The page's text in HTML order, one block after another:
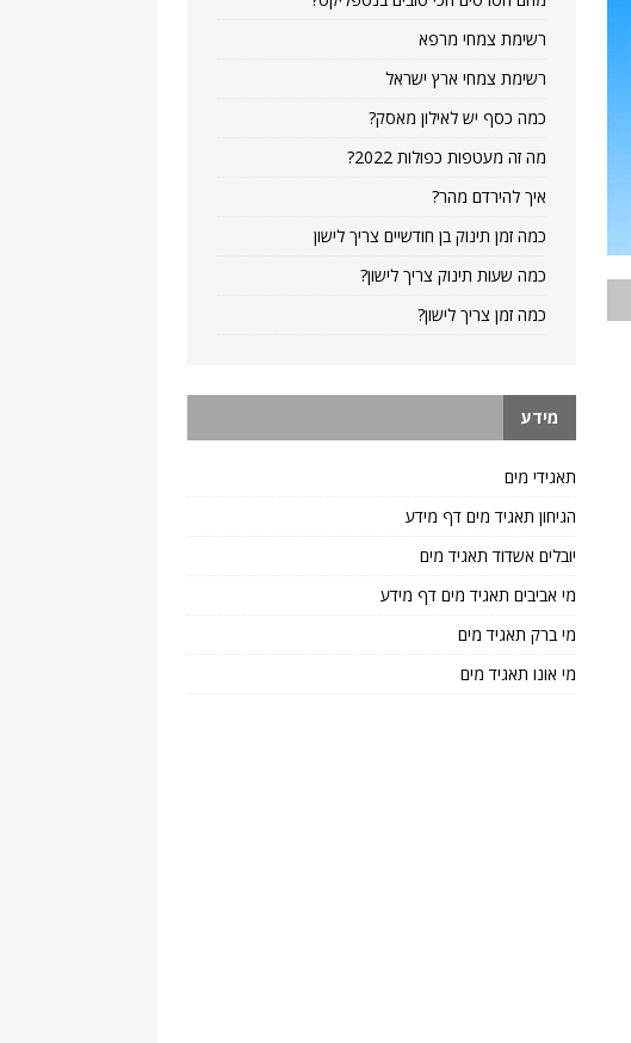
רשימת צמחי מרפא
רשימת צמחי ארץ ישראל
כמה כסף יש לאילון מאסק?
מה זה מעטפות כפולות 2022?
איך להירדם מהר?
כמה זמן תינוק בן חודשיים צריך לישון
כמה שעות תינוק צריך לישון?
כמה זמן צריך לישון?
מידע
תאגידי מים
הגיחון תאגיד מים דף מידע
יובלים אשדוד תאגיד מים
מי אביבים תאגיד מים דף מידע
מי ברק תאגיד מים
מי אונו תאגיד מים